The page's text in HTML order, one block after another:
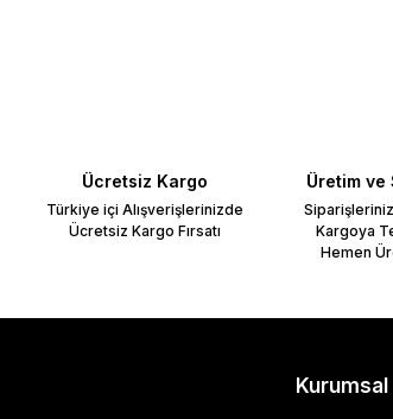
Ücretsiz Kargo
Türkiye içi Alışverişlerinizde
Ücretsiz Kargo Fırsatı
Üretim ve
Kargoya
Hemen
Kurumsal